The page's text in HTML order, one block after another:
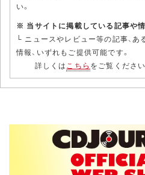
い。
※ 当サイトに掲載している記事や
└ ニュースやレビュー等の記事、あ
情報、いずれもご提供可能です。
詳しくはこちら をご覧ください